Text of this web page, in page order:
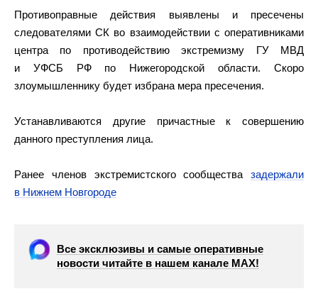
Противоправные действия выявлены и пресечены
следователями СК во взаимодействии с оперативниками
центра по противодействию экстремизму ГУ МВД
и УФСБ РФ по Нижегородской области. Скоро
злоумышленнику будет избрана мера пресечения.
Устанавливаются другие причастные к совершению
данного преступления лица.
Ранее членов экстремистского сообщества задержали
в Нижнем Новгороде
Все эксклюзивы и самые оперативные
новости читайте в нашем канале МАХ!